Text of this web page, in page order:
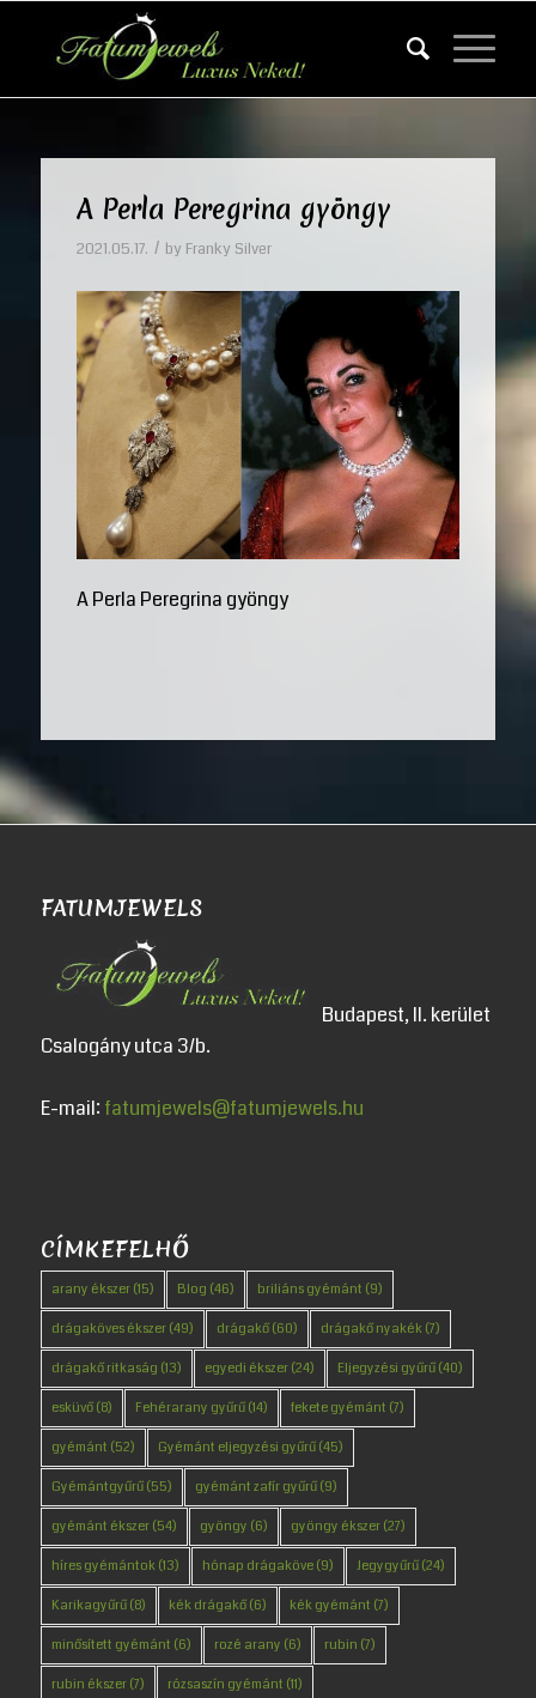
A Perla Peregrina gyöngy
2021.05.17. / by Franky Silver
A Perla Peregrina gyöngy
FATUMJEWELS
Budapest, II. kerület
Csalogány utca 3/b.
E-mail: fatumjewels@fatumjewels.hu
CÍMKEFELHŐ
arany ékszer(15) Blog (46) briliáns gyémánt (9)
drágaköves ékszer(49) drágakő(60) drágakő nyakék(7)
drágakő ritkaság (13) egyedi ékszer(24) Eljegyzési gyűrű(40)
esküvő(8) Fehérarany gyűrű(14) fekete gyémánt (7)
gyémánt (52) Gyémánt eljegyzési gyűrű(45)
Gyémántgyűrű(55) gyémánt zafír gyűrű(9)
gyémánt ékszer(54) gyöngy (6) gyöngy ékszer(27)
híres gyémántok(13) hónap drágaköve(9) Jegygyűrű(24)
Karikagyűrű(8) kék drágakő(6) kék gyémánt (7)
minősített gyémánt (6) rozé arany (6) rubin (7)
rubin ékszer(7) rózsaszín gyémánt (11)